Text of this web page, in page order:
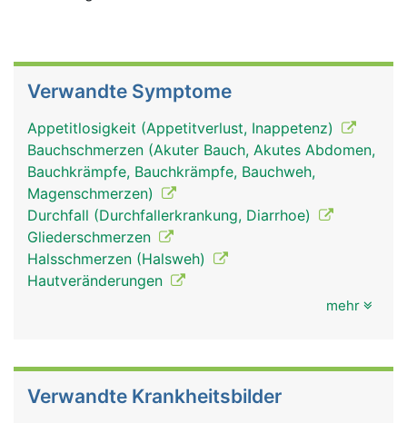
Verwandte Symptome
Appetitlosigkeit (Appetitverlust, Inappetenz)
Bauchschmerzen (Akuter Bauch, Akutes Abdomen,
Bauchkrämpfe, Bauchkrämpfe, Bauchweh,
Magenschmerzen)
Durchfall (Durchfallerkrankung, Diarrhoe)
Gliederschmerzen
Halsschmerzen (Halsweh)
Hautveränderungen
mehr
Verwandte Krankheitsbilder